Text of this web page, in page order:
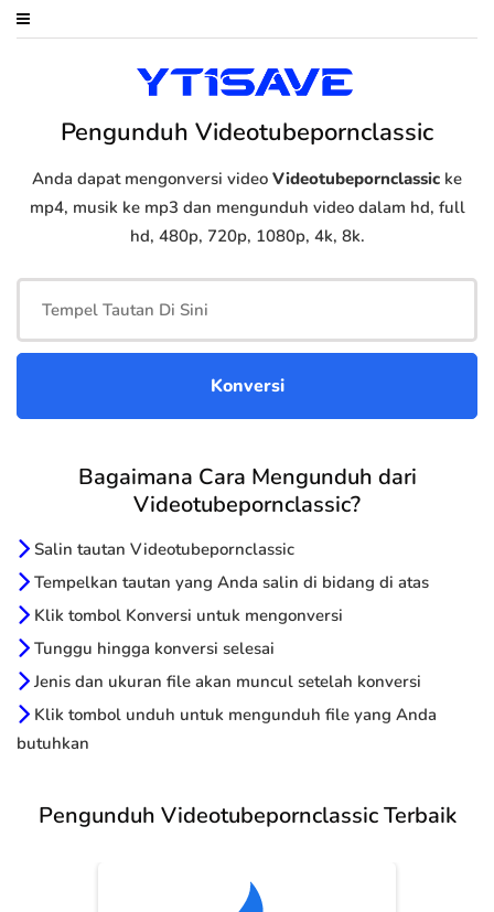
Pengunduh Videotubepornclassic
Anda dapat mengonversi video Videotubepornclassic ke
mp4, musik ke mp3 dan mengunduh video dalam hd, full
hd, 480p, 720p, 1080p, 4k, 8k.
Bagaimana Cara Mengunduh dari
Videotubepornclassic?
Salin tautan Videotubepornclassic
Tempelkan tautan yang Anda salin di bidang di atas
Klik tombol Konversi untuk mengonversi
Tunggu hingga konversi selesai
Jenis dan ukuran file akan muncul setelah konversi
Klik tombol unduh untuk mengunduh file yang Anda
butuhkan
Pengunduh Videotubepornclassic Terbaik